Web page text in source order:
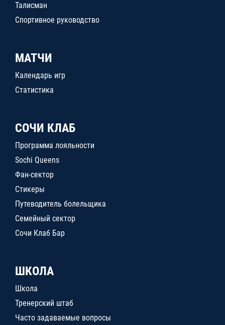
Талисман
Спортивное руководство
МАТЧИ
Календарь игр
Статистика
СОЧИ КЛАБ
Программа лояльности
Sochi Queens
Фан-сектор
Стикеры
Путеводитель болельщика
Семейный сектор
Сочи Клаб Бар
ШКОЛА
Школа
Тренерский штаб
Часто задаваемые вопросы